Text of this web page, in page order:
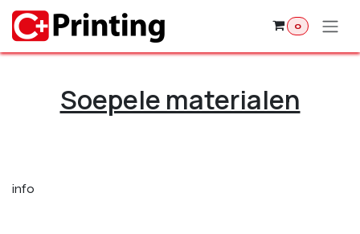
Overslaan naar inhoud
0
Soepele materialen
info